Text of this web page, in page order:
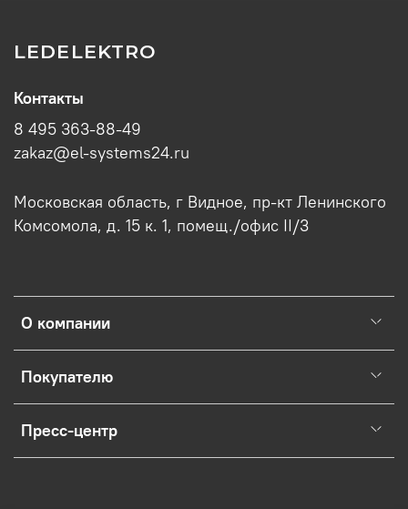
LEDELEKTRO
О компании
Покупателю
Пресс-центр
Контакты
8 495 363-88-49
zakaz@el-systems24.ru
Московская область, г Видное, пр-кт Ленинского
Комсомола, д. 15 к. 1, помещ./офис II/3